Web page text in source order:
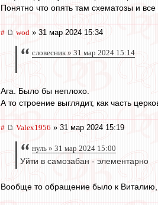
Понятно что опять там схематозы и
# wod » 31 мар 2024 15:34
словесник » 31 мар 2024 15:14
Ага. Было бы неплохо.
А то строение выглядит, как часть
# Valex1956 » 31 мар 2024 15:19
нуль » 31 мар 2024 15:00
Уйти в самозабан - элементарно
Вообще то обращение было к